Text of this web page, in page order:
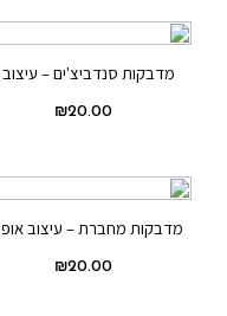
מדבקות סנדביצ'ים – עיצוב 1
₪20.00
מדבקות מחברת – עיצוב
₪20.00